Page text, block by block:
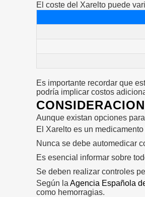
El coste del Xarelto puede
Es importante recordar que
podría implicar costos
Aunque existan opciones
El Xarelto es un
Nunca se debe automedicar
Es esencial informar sobre
Se deben realizar controles
Según la Agencia Española
como hemorragias.